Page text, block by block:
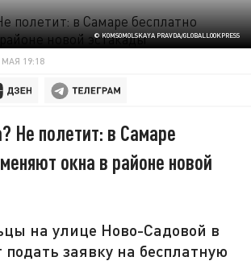
© KOMSOMOLSKAYA PRAVDA/GLOBALLOOKPRESS
МАЯ 19:18
Не полетит: в Самаре
окна в районе новой
на улице Ново-Садовой в
заявку на бесплатную